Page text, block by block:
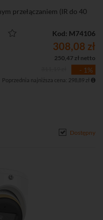
przełączaniem (IR do 40
audio i wideo przez wspólny
Kod: M74106
308,08 zł
250,47 zł netto
- 1%
Poprzednia najniższa cena: 298,89 zł
Dostępny